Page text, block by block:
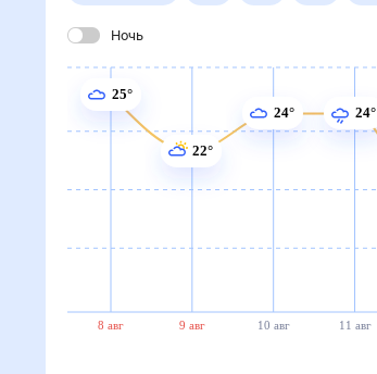
Ночь
8 авг 9 авг 10 авг 11 авг
25°
22°
24° 24°